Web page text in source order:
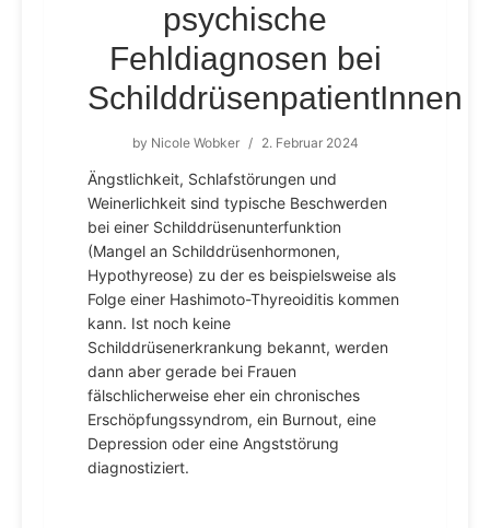
psychische
Fehldiagnosen bei
SchilddrüsenpatientInnen
by Nicole Wobker / 2. Februar 2024
Ängstlichkeit, Schlafstörungen und
Weinerlichkeit sind typische Beschwerden
bei einer Schilddrüsenunterfunktion
(Mangel an Schilddrüsenhormonen,
Hypothyreose) zu der es beispielsweise als
Folge einer Hashimoto-Thyreoiditis kommen
kann. Ist noch keine
Schilddrüsenerkrankung bekannt, werden
dann aber gerade bei Frauen
fälschlicherweise eher ein chronisches
Erschöpfungssyndrom, ein Burnout, eine
Depression oder eine Angststörung
diagnostiziert.